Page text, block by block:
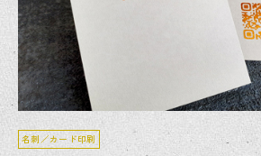
名刺／カード印刷